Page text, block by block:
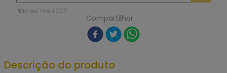
Não sei meu CEP
Compartilhar
Descrição do produto